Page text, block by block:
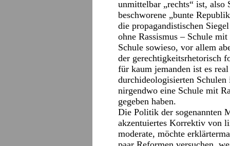
unmittelbar „rechts“ ist, also
beschworene „bunte
die propagandistischen
ohne Rassismus – Schule
Schule sowieso, vor allem
der gerechtigkeitsrhetorisch
für kaum jemanden ist es
durchideologisierten
nirgendwo eine Schule mit
gegeben haben.
Die Politik der sogenannten
akzentuiertes Korrektiv von
moderate, möchte